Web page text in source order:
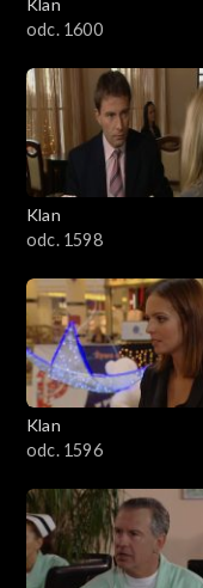
4401–4500
4301–4400
4201–4300
4101–4200
3901–4000
3801–3900
3701–3800
3601–3700
3501–3600
odc. 1600
Klan
odc. 1598
Klan
odc. 1596